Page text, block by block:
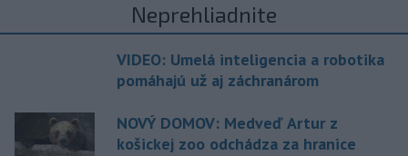
Neprehliadnite
VIDEO: Umelá inteligencia a robotika
pomáhajú už aj záchranárom
NOVÝ DOMOV: Medveď Artur z
košickej zoo odchádza za hranice